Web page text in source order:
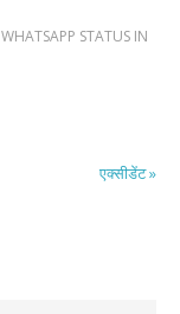
WHATSAPP STATUS IN
एक्सीडेंट »